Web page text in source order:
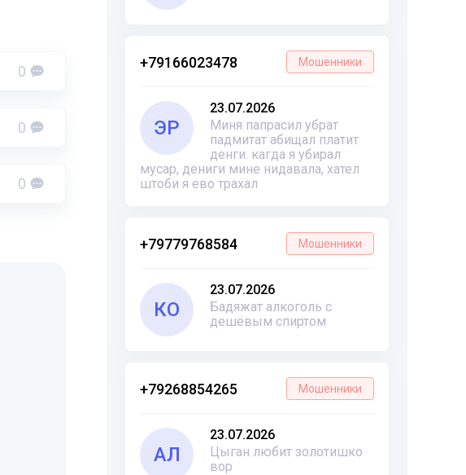
+79166023478 Мошенники
ЭР
23.07.2026
Миня папрасил убрат
падмитат абищал платит
денги. кагда я убирал
мусар, дениги мине нидавала, хател
штоби я ево трахал
+79779768584 Мошенники
КО
23.07.2026
Бадяжат алкоголь с
дешёвым спиртом
+79268854265 Мошенники
АЛ
23.07.2026
Цыган любит золотишко
вор
0
0
0